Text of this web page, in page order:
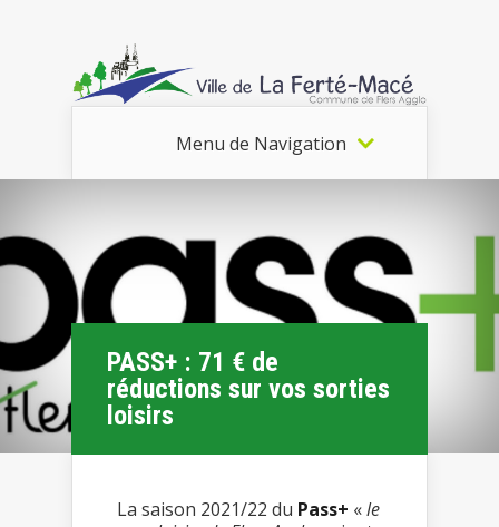
Menu de Navigation
PASS+ : 71 € de
réductions sur vos sorties
loisirs
La saison 2021/22 du Pass+ «le